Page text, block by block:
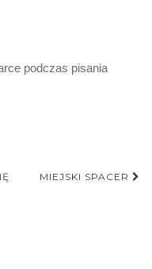
podczas pisania
MIEJSKI SPACER